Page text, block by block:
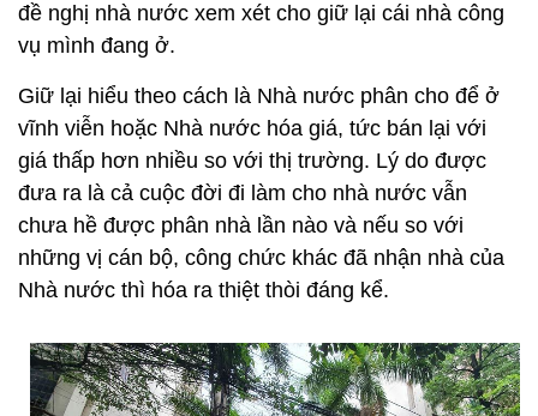
đề nghị nhà nước xem xét cho giữ lại cái nhà công
vụ mình đang ở.
Giữ lại hiểu theo cách là Nhà nước phân cho để ở
vĩnh viễn hoặc Nhà nước hóa giá, tức bán lại với
giá thấp hơn nhiều so với thị trường. Lý do được
đưa ra là cả cuộc đời đi làm cho nhà nước vẫn
chưa hề được phân nhà lần nào và nếu so với
những vị cán bộ, công chức khác đã nhận nhà của
Nhà nước thì hóa ra thiệt thòi đáng kể.